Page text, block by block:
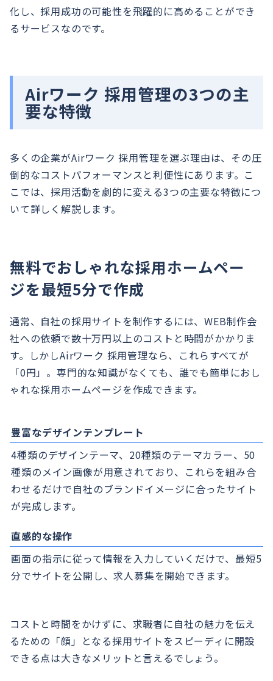
化し、採用成功の可能性を飛躍的に高めることができ
るサービスなのです。
Airワーク 採用管理の3つの主
要な特徴
多くの企業がAirワーク 採用管理を選ぶ理由は、その圧
倒的なコストパフォーマンスと利便性にあります。こ
こでは、採用活動を劇的に変える3つの主要な特徴につ
いて詳しく解説します。
無料でおしゃれな採用ホームペー
ジを最短5分で作成
通常、自社の採用サイトを制作するには、WEB制作会
社への依頼で数十万円以上のコストと時間がかかりま
す。しかしAirワーク 採用管理なら、これらすべてが
「0円」。専門的な知識がなくても、誰でも簡単におし
ゃれな採用ホームページを作成できます。
豊富なデザインテンプレート
4種類のデザインテーマ、20種類のテーマカラー、50
種類のメイン画像が用意されており、これらを組み合
わせるだけで自社のブランドイメージに合ったサイト
が完成します。
直感的な操作
画面の指示に従って情報を入力していくだけで、最短5
分でサイトを公開し、求人募集を開始できます。
コストと時間をかけずに、求職者に自社の魅力を伝え
るための「顔」となる採用サイトをスピーディに開設
できる点は大きなメリットと言えるでしょう。